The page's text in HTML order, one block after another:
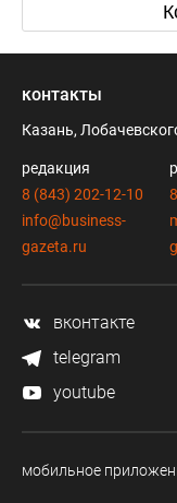
контакты
Казань,
редакция
8 (843) 202-12-10
info@business-
gazeta.ru
вконтакте
telegram
youtube
мобильное